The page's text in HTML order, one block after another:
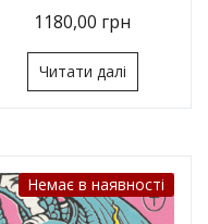
1180,00 грн
Читати далі
Немає в наявності